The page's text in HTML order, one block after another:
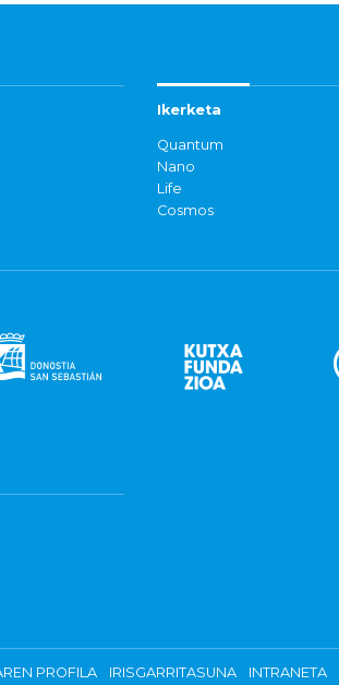
Ikerketa
Quantum
Nano
Life
Cosmos
PROFILA IRISGARRITASUNA INTRANETA